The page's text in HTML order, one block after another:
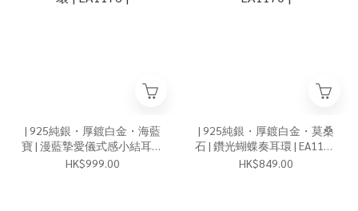
| 925純銀・厚鍍白金・海藍
寶 | 漫藍摯愛儀式感小結耳環
| EA1176 |
HK$999.00
| 925純銀・厚鍍白金・莫桑
石 | 鑽光蝴蝶奏耳環 | EA1170
HK$849.00